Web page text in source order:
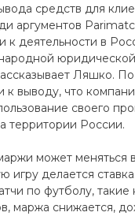
средств для
аргументов
к деятельности в
Ляшко. По
выводу, что
своего
территории России.
может меняться
игру делается
по футболу, такие
маржа снижается,